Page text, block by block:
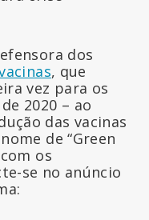
dos
, que
vez para os
2020 – ao
das vacinas
de “Green
os
se no anúncio